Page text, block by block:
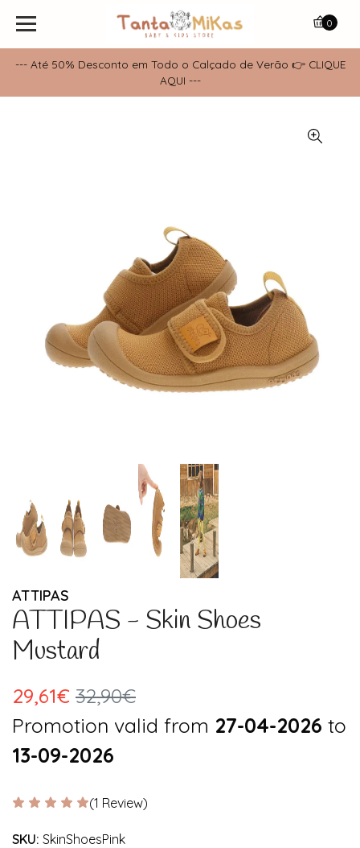
--- Até 50% Desconto em Todo o Calçado de Verão 👉 CLIQUE
AQUI ---
0
ATTIPAS
ATTIPAS - Skin Shoes
Mustard
29,61€ 32,90€
Promotion valid from 27-04-2026 to
13-09-2026
(1 Review)
SKU: SkinShoesPink